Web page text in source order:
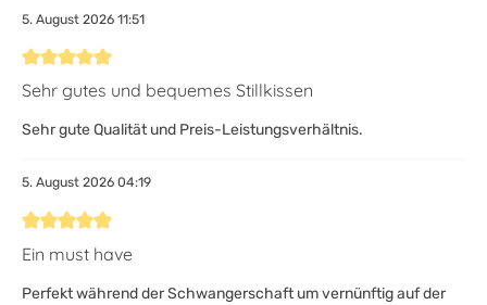
5. August 2026 11:51
Bewertung mit 5 von 5 Sternen
Sehr gutes und bequemes Stillkissen
Sehr gute Qualität und Preis-Leistungsverhältnis.
5. August 2026 04:19
Bewertung mit 5 von 5 Sternen
Ein must have
Perfekt während der Schwangerschaft um vernünftig auf der